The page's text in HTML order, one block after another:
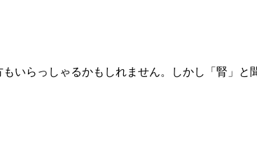
いらっしゃるかもしれません。しかし「腎」と